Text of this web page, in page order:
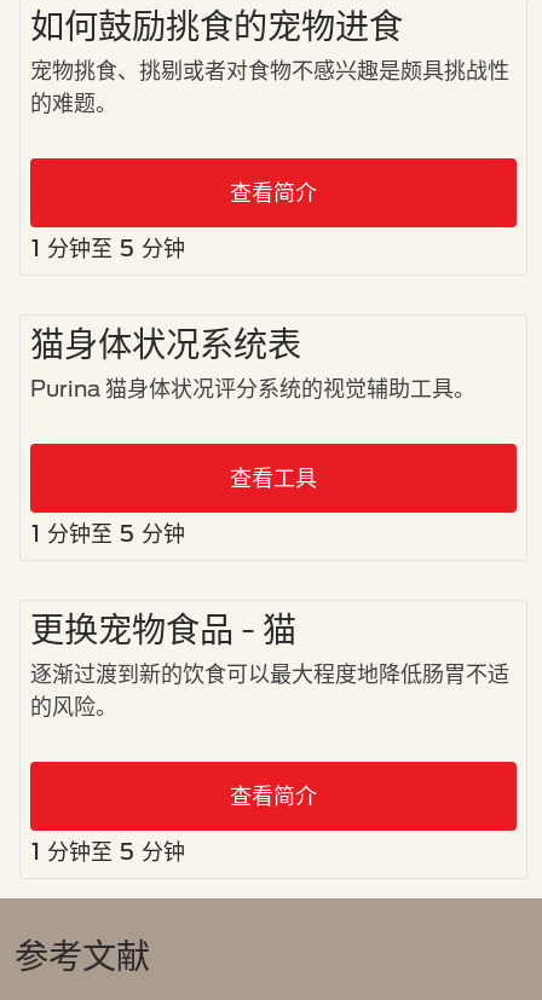
如何鼓励挑食的宠物进食
宠物挑食、挑剔或者对食物不感兴趣是颇具挑战性
的难题。
查看简介
1 分钟至 5 分钟
猫身体状况系统表
Purina 猫身体状况评分系统的视觉辅助工具。
查看工具
1 分钟至 5 分钟
更换宠物食品 - 猫
逐渐过渡到新的饮食可以最大程度地降低肠胃不适
的风险。
查看简介
1 分钟至 5 分钟
参考文献